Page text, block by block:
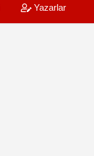
Yazarlar